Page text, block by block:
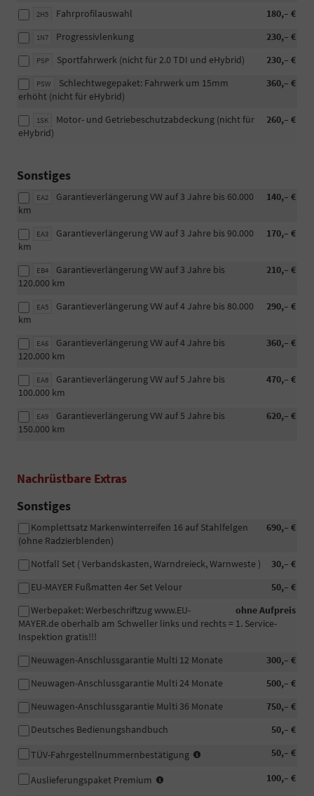
2H5 180,– €
Fahrprofilauswahl
1N7 230,– €
Progressivlenkung
PSP 230,– €
Sportfahrwerk (nicht für 2.0 TDI und eHybrid)
PSW 360,– €
Schlechtwegepaket: Fahrwerk um 15mm
erhöht (nicht für eHybrid)
1SK 260,– €
Motor- und Getriebeschutzabdeckung (nicht für
eHybrid)
Sonstiges
EA2 140,– €
Garantieverlängerung VW auf 3 Jahre bis 60.000
km
EA3 170,– €
Garantieverlängerung VW auf 3 Jahre bis 90.000
km
EB4 210,– €
Garantieverlängerung VW auf 3 Jahre bis
120.000 km
EA5 290,– €
Garantieverlängerung VW auf 4 Jahre bis 80.000
km
EA6 360,– €
Garantieverlängerung VW auf 4 Jahre bis
120.000 km
EA8 470,– €
Garantieverlängerung VW auf 5 Jahre bis
100.000 km
EA9 620,– €
Garantieverlängerung VW auf 5 Jahre bis
150.000 km
Nachrüstbare Extras
Sonstiges
690,– €
Komplettsatz Markenwinterreifen 16 auf Stahlfelgen
(ohne Radzierblenden)
30,– €
Notfall Set ( Verbandskasten, Warndreieck, Warnweste )
50,– €
EU-MAYER Fußmatten 4er Set Velour
ohne Aufpreis
Werbepaket: Werbeschriftzug www.EU-
MAYER.de oberhalb am Schweller links und rechts = 1. Service-
Inspektion gratis!!!
300,– €
Neuwagen-Anschlussgarantie Multi 12 Monate
500,– €
Neuwagen-Anschlussgarantie Multi 24 Monate
750,– €
Neuwagen-Anschlussgarantie Multi 36 Monate
50,– €
Deutsches Bedienungshandbuch
50,– €
TÜV-Fahrgestellnummernbestätigung
100,– €
Auslieferungspaket Premium